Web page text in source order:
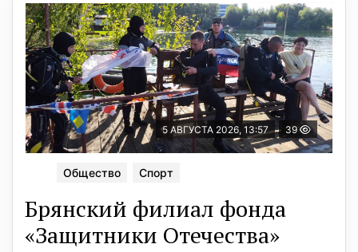
5 АВГУСТА 2026, 13:57 39
Общество Спорт
Брянский филиал фонда
«Защитники Отечества»